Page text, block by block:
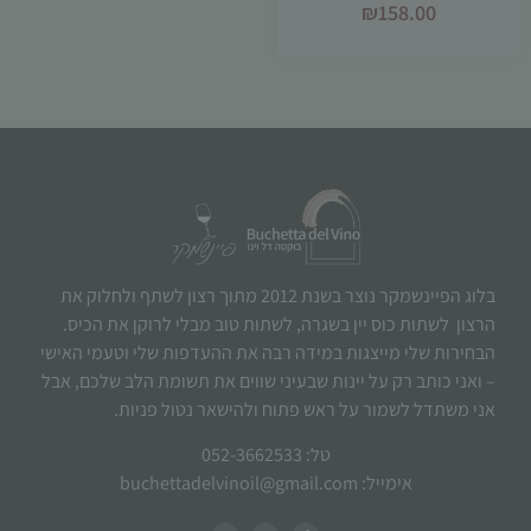
₪158.00
בלוג הפיינשמקר נוצר בשנת 2012 מתוך רצון לשתף ולחלוק את
הרצון לשתות כוס יין בשגרה, לשתות טוב מבלי לרוקן את הכיס.
הבחירות שלי מייצגות במידה רבה את ההעדפות שלי וטעמי האישי
– ואני כותב רק על יינות שבעיני שווים את תשומת הלב שלכם, אבל
אני משתדל לשמור על ראש פתוח ולהישאר נטול פניות.
טל: 052-3662533
אימייל: buchettadelvinoil@gmail.com